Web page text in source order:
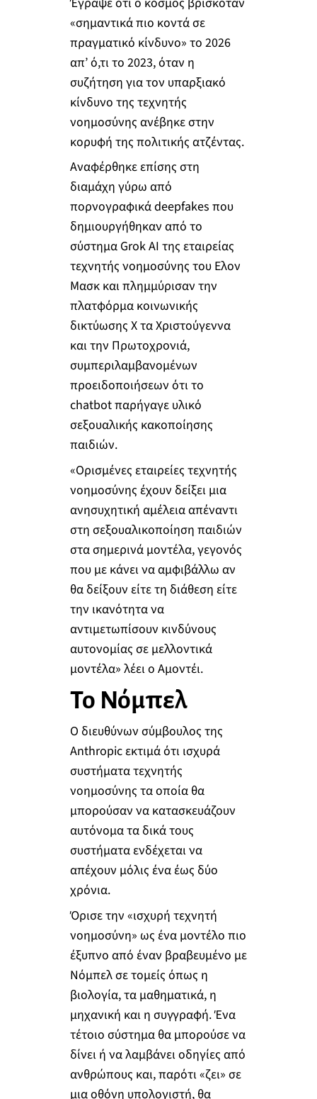
«σημαντικά πιο κοντά σε
πραγματικό κίνδυνο» το 2026
απ’ ό,τι το 2023, όταν η
συζήτηση για τον υπαρξιακό
κίνδυνο της τεχνητής
νοημοσύνης ανέβηκε στην
κορυφή της πολιτικής ατζέντας.
Αναφέρθηκε επίσης στη
διαμάχη γύρω από
πορνογραφικά deepfakes που
δημιουργήθηκαν από το
σύστημα Grok AI της εταιρείας
τεχνητής νοημοσύνης του Ελον
Μασκ και πλημμύρισαν την
πλατφόρμα κοινωνικής
δικτύωσης X τα Χριστούγεννα
και την Πρωτοχρονιά,
συμπεριλαμβανομένων
προειδοποιήσεων ότι το
chatbot παρήγαγε υλικό
σεξουαλικής κακοποίησης
παιδιών.
«Ορισμένες εταιρείες τεχνητής
νοημοσύνης έχουν δείξει μια
ανησυχητική αμέλεια απέναντι
στη σεξουαλικοποίηση παιδιών
στα σημερινά μοντέλα, γεγονός
που με κάνει να αμφιβάλλω αν
θα δείξουν είτε τη διάθεση είτε
την ικανότητα να
αντιμετωπίσουν κινδύνους
αυτονομίας σε μελλοντικά
μοντέλα» λέει ο Αμοντέι.
Το Νόμπελ
Ο διευθύνων σύμβουλος της
Anthropic εκτιμά ότι ισχυρά
συστήματα τεχνητής
νοημοσύνης τα οποία θα
μπορούσαν να κατασκευάζουν
αυτόνομα τα δικά τους
συστήματα ενδέχεται να
απέχουν μόλις ένα έως δύο
χρόνια.
Όρισε την «ισχυρή τεχνητή
νοημοσύνη» ως ένα μοντέλο πιο
έξυπνο από έναν βραβευμένο με
Νόμπελ σε τομείς όπως η
βιολογία, τα μαθηματικά, η
μηχανική και η συγγραφή. Ένα
τέτοιο σύστημα θα μπορούσε να
δίνει ή να λαμβάνει οδηγίες από
ανθρώπους και, παρότι «ζει» σε
μια οθόνη υπολογιστή, θα